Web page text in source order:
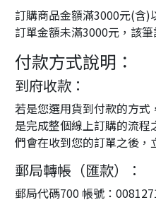
訂購商品金額滿3000元(含)
訂單金額未滿3000元，該
付款方式說明：
到府收款：
若是您選用貨到付款的方
是完成整個線上訂購的流
們會在收到您的訂單之後，
郵局轉帳（匯款）：
郵局代碼700 帳號：